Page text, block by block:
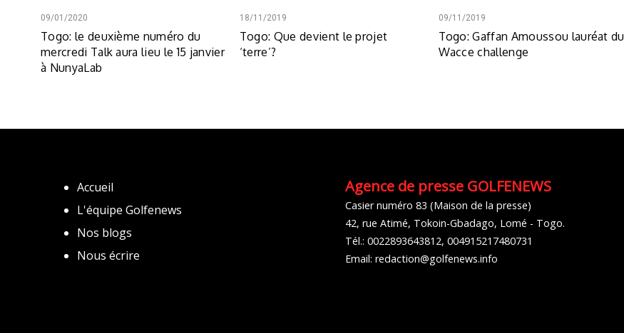
09/01/2020
Togo: le deuxième numéro du
mercredi Talk aura lieu le 15 janvier
à NunyaLab
18/11/2019
Togo: Que devient le projet
‘terre’?
09/11/2019
Togo: Gaffan Amoussou lauréat du
Wacce challenge
Accueil
L'équipe Golfenews
Nos blogs
Nous écrire
Agence de presse GOLFENEWS
Casier numéro 83 (Maison de la presse)
42, rue Atimé, Tokoin-Gbadago, Lomé - Togo.
Tél.: 0022893643812, 004915217480731
Email: redaction@golfenews.info